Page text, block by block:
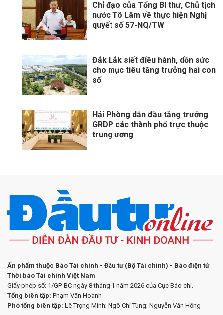
Chỉ đạo của Tổng Bí thư, Chủ tịch
nước Tô Lâm về thực hiện Nghị
quyết số 57-NQ/TW
Đắk Lắk siết điều hành, dồn sức
cho mục tiêu tăng trưởng hai con
số
Hải Phòng dẫn đầu tăng trưởng
GRDP các thành phố trực thuộc
trung ương
Ấn phẩm thuộc Báo Tài chính - Đầu tư (Bộ Tài chính) - Báo điện tử
Thời báo Tài chính Việt Nam
Giấy phép số: 1/GP-BC ngày 8 tháng 1 năm 2026 của Cục Báo chí.
Tổng biên tập: Phạm Văn Hoành
Phó tổng biên tập: Lê Trọng Minh; Ngô Chí Tùng; Nguyễn Văn Hồng